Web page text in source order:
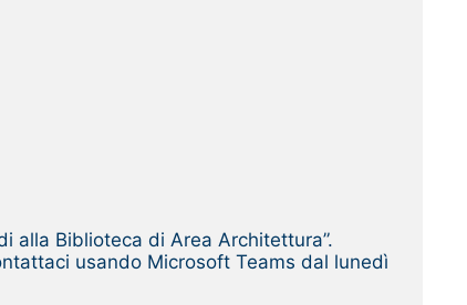
alla Biblioteca di Area Architettura”.
usando Microsoft Teams dal lunedì